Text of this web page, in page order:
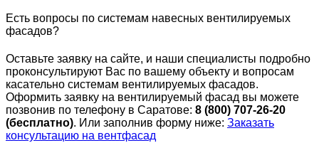
Есть вопросы по системам навесных вентилируемых
фасадов?
Оставьте заявку на сайте, и наши специалисты подробно
проконсультируют Вас по вашему объекту и вопросам
касательно системам вентилируемых фасадов.
Оформить заявку на вентилируемый фасад вы можете
позвонив по телефону в Саратове: 8 (800) 707-26-20
(бесплатно). Или заполнив форму ниже: Заказать
консультацию на вентфасад